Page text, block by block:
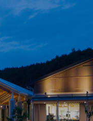
お食事 お買い物